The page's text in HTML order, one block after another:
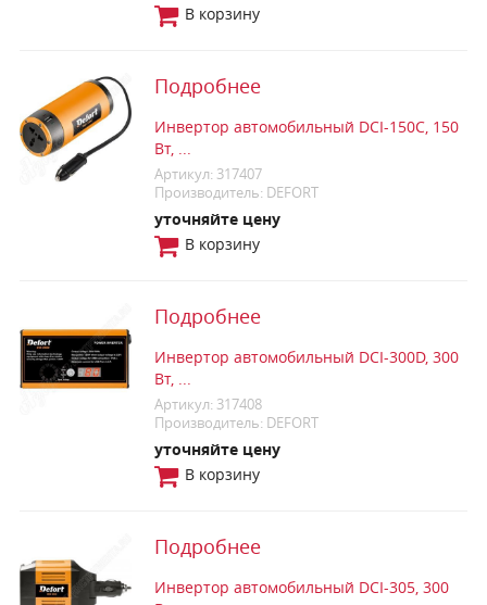
В корзину
Подробнее
Инвертор автомобильный DCI-150C, 150
Вт, ...
Артикул: 317407
Производитель: DEFORT
уточняйте цену
В корзину
Подробнее
Инвертор автомобильный DCI-300D, 300
Вт, ...
Артикул: 317408
Производитель: DEFORT
уточняйте цену
В корзину
Подробнее
Инвертор автомобильный DCI-305, 300